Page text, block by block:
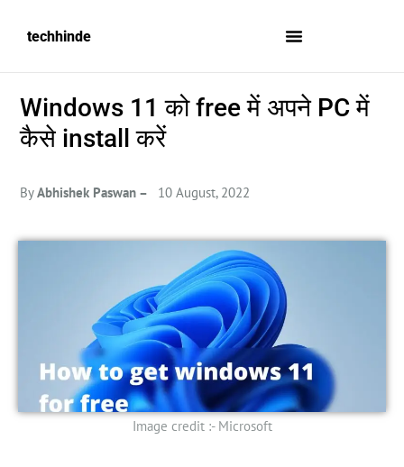
techhinde
Windows 11 को free में अपने PC में
कैसे install करें
ByAbhishek Paswan – 10 August, 2022
Image credit :- Microsoft